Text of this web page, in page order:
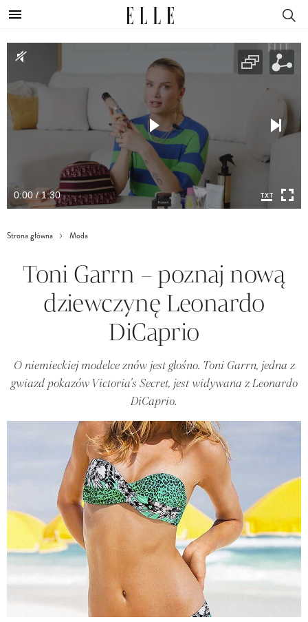
0:00 / 1:30
Strona główna Moda
Toni Garrn – poznaj nową
dziewczynę Leonardo
DiCaprio
O niemieckiej modelce znów jest głośno. Toni Garrn, jedna z
gwiazd pokazów Victoria's Secret, jest widywana z Leonardo
DiCaprio.